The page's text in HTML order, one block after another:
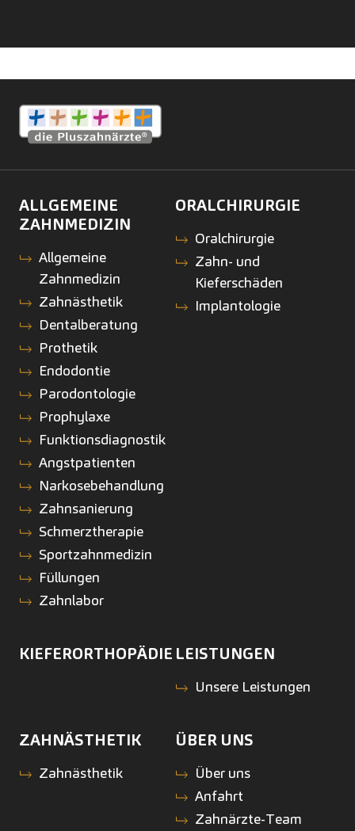
ALLGEMEINE
ZAHNMEDIZIN
Allgemeine
Zahnmedizin
Zahnästhetik
Dentalberatung
Prothetik
Endodontie
Parodontologie
Prophylaxe
Funktionsdiagnostik
Angstpatienten
Narkosebehandlung
Zahnsanierung
Schmerztherapie
Sportzahnmedizin
Füllungen
Zahnlabor
ORALCHIRURGIE
Oralchirurgie
Zahn- und
Kieferschäden
Implantologie
KIEFERORTHOPÄDIE LEISTUNGEN
Unsere Leistungen
ZAHNÄSTHETIK
Zahnästhetik
ÜBER UNS
Über uns
Anfahrt
Zahnärzte-Team